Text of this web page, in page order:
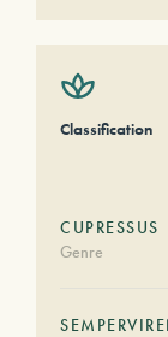
Classification
CUPRESSUS
Genre